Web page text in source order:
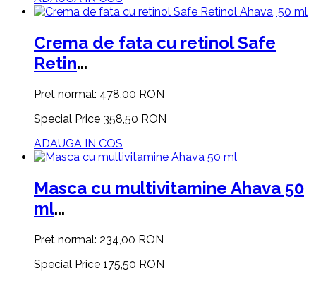
Crema de fata cu retinol Safe
Retin...
Pret normal: 478,00 RON
Special Price 358,50 RON
ADAUGA IN COS
Masca cu multivitamine Ahava 50
ml...
Pret normal: 234,00 RON
Special Price 175,50 RON